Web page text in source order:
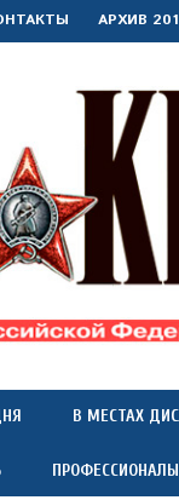
АРХИВ
В МЕСТАХ
ПРОФЕССИОНАЛЫ